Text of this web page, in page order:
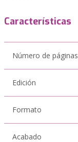
Características
Número de páginas
Edición
Formato
Acabado